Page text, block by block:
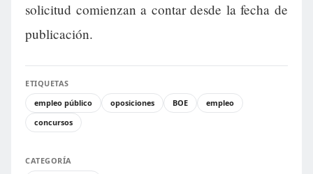
solicitud comienzan a contar desde la fecha de
publicación.
ETIQUETAS
empleo público
oposiciones BOE
empleo
concursos
CATEGORÍA